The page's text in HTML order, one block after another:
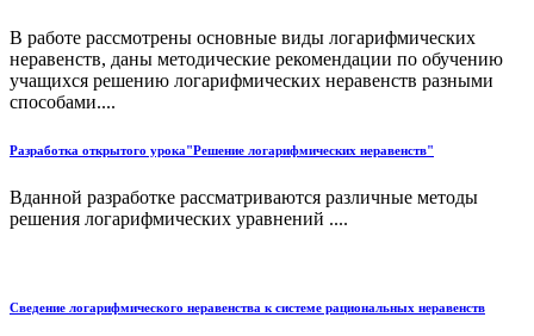
В работе рассмотрены основные виды логарифмических
неравенств, даны методические рекомендации по обучению
учащихся решению логарифмических неравенств разными
способами....
Разработка открытого урока"Решение логарифмических неравенств"
Вданной разработке рассматриваются различные методы
решения логарифмических уравнений ....
Сведение логарифмического неравенства к системе рациональных неравенств